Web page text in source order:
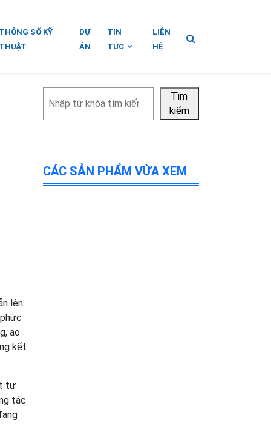
SỐ KỸ
DỰ
ÁN
TIN
TỨC
LIÊN
HỆ
lên
ao
kết
tư
tác
kiếm
Tìm
kiếm
CÁC SẢN PHẨM VỪA XEM